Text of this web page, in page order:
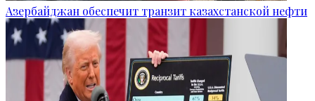
Азербайджан обеспечит транзит казахстанской нефти